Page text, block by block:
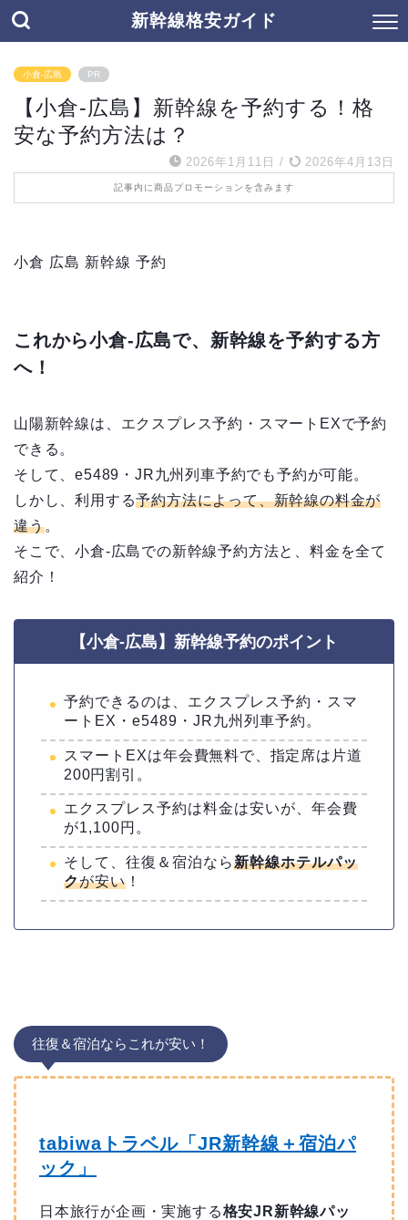
新幹線格安ガイド
小倉-広島 PR
【小倉-広島】新幹線を予約する！格
安な予約方法は？
2026年1月11日 / 2026年4月13日
記事内に商品プロモーションを含みます
小倉 広島 新幹線 予約
これから小倉-広島で、新幹線を予約する方
へ！
山陽新幹線は、エクスプレス予約・スマートEXで予約
できる。
そして、e5489・JR九州列車予約でも予約が可能。
しかし、利用する予約方法によって、新幹線の料金が
違う。
そこで、小倉-広島での新幹線予約方法と、料金を全て
紹介！
【小倉-広島】新幹線予約のポイント
予約できるのは、エクスプレス予約・スマ
ートEX・e5489・JR九州列車予約。
スマートEXは年会費無料で、指定席は 片道
200円割引。
エクスプレス予約は料金は安いが、年会費
が1,100円。
そして、往復＆宿泊なら新幹線ホテルパッ
クが安い ！
往復＆宿泊ならこれが安い！
tabiwaトラベル「JR新幹線＋宿泊パ
ック」
日本旅行が企画・実施する格安JR新幹線パッ